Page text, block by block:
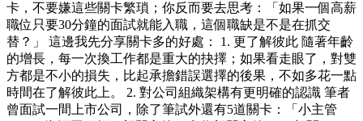
卡，不要嫌這些關卡繁瑣；你反而要去思考：「如果一個高薪
職位只要30分鐘的面試就能入職，這個職缺是不是在抓交
替？」 這邊我先分享關卡多的好處： 1. 更了解彼此 隨著年齡
的增長，每一次換工作都是重大的抉擇；如果看走眼了，對雙
方都是不小的損失，比起承擔錯誤選擇的後果，不如多花一點
時間在了解彼此上。 2. 對公司組織架構有更明確的認識 筆者
曾面試一間上市公司，除了筆試外還有5道關卡：「小主管